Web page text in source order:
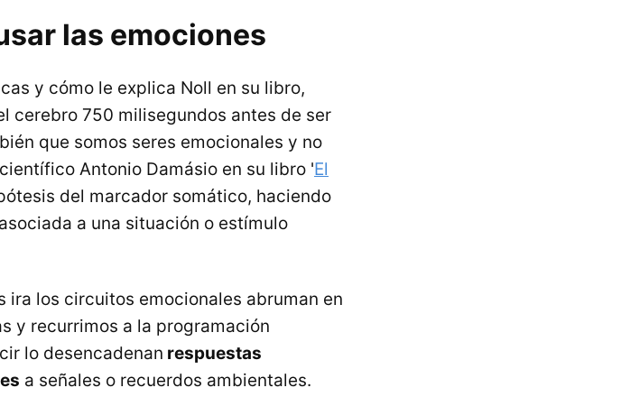
las emociones
y cómo le explica Noll en su libro,
cerebro 750 milisegundos antes de ser
que somos seres emocionales y no
Antonio Damásio en su libro 'El
del marcador somático, haciendo
asociada a una situación o estímulo
ira los circuitos emocionales abruman en
y recurrimos a la programación
lo desencadenan respuestas
a señales o recuerdos ambientales.